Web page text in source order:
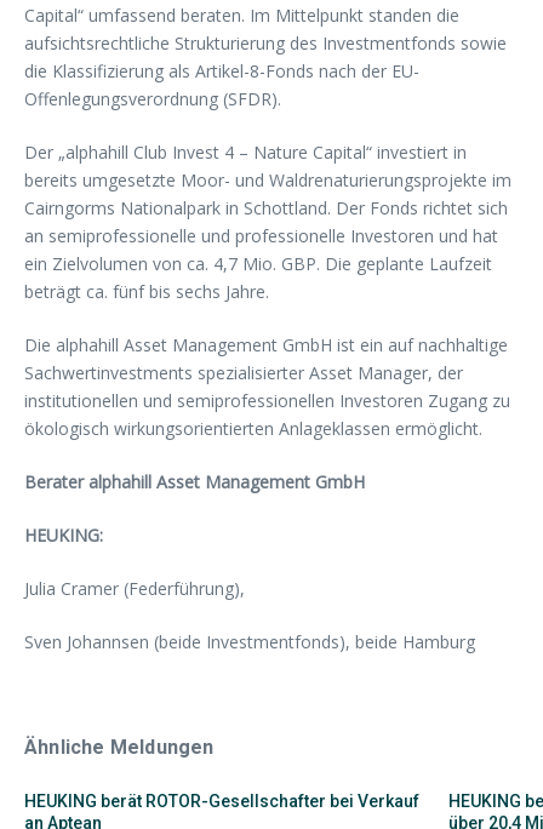
Capital“ umfassend beraten. Im Mittelpunkt standen die
aufsichtsrechtliche Strukturierung des Investmentfonds sowie
die Klassifizierung als Artikel-8-Fonds nach der EU-
Offenlegungsverordnung (SFDR).
Der „alphahill Club Invest 4 – Nature Capital“ investiert in
bereits umgesetzte Moor- und Waldrenaturierungsprojekte im
Cairngorms Nationalpark in Schottland. Der Fonds richtet sich
an semiprofessionelle und professionelle Investoren und hat
ein Zielvolumen von ca. 4,7 Mio. GBP. Die geplante Laufzeit
beträgt ca. fünf bis sechs Jahre.
Die alphahill Asset Management GmbH ist ein auf nachhaltige
Sachwertinvestments spezialisierter Asset Manager, der
institutionellen und semiprofessionellen Investoren Zugang zu
ökologisch wirkungsorientierten Anlageklassen ermöglicht.
Berater alphahill Asset Management GmbH
HEUKING:
Julia Cramer (Federführung),
Sven Johannsen (beide Investmentfonds), beide Hamburg
Ähnliche Meldungen
HEUKING berät ROTOR-Gesellschafter bei Verkauf
an Aptean
HEUKING
über 20,4